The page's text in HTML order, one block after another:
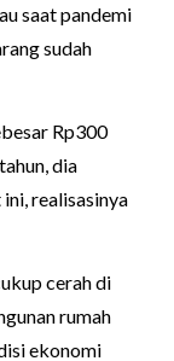
saat pandemi
sudah
Rp300
dia
realisasinya
cerah di
rumah
ekonomi